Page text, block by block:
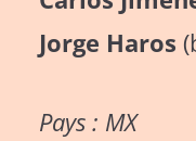
Jorge Haros
Pays : MX